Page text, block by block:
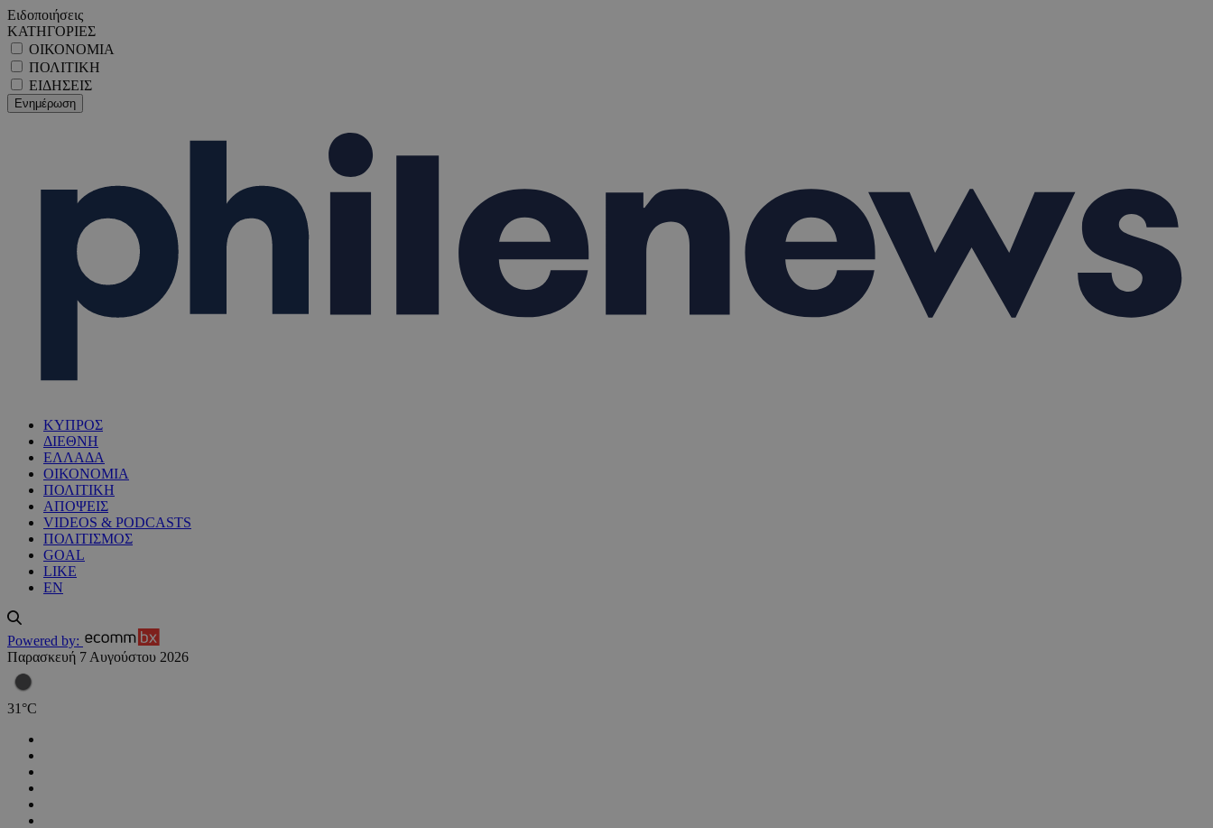
Ειδοποιήσεις
ΚΑΤΗΓΟΡΙΕΣ
ΟΙΚΟΝΟΜΙΑ
ΠΟΛΙΤΙΚΗ
ΕΙΔΗΣΕΙΣ
ΚΥΠΡΟΣ
ΔΙΕΘΝΗ
ΕΛΛΑΔΑ
ΟΙΚΟΝΟΜΙΑ
ΠΟΛΙΤΙΚΗ
ΑΠΟΨΕΙΣ
VIDEOS & PODCASTS
ΠΟΛΙΤΙΣΜΟΣ
GOAL
LIKE
EN
Powered by:
Παρασκευή 7 Αυγούστου 2026
31 °C